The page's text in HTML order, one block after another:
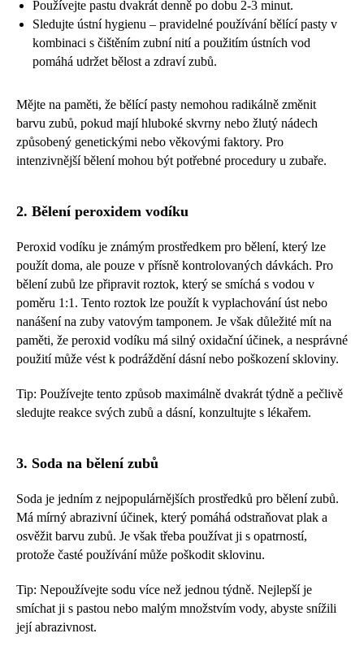
Používejte pastu dvakrát denně po dobu 2-3 minut.
Sledujte ústní hygienu – pravidelné používání bělící pasty v
kombinaci s čištěním zubní nití a použitím ústních vod
pomáhá udržet bělost a zdraví zubů.
Mějte na paměti, že bělící pasty nemohou radikálně změnit
barvu zubů, pokud mají hluboké skvrny nebo žlutý nádech
způsobený genetickými nebo věkovými faktory. Pro
intenzivnější bělení mohou být potřebné procedury u zubaře.
2. Bělení peroxidem vodíku
Peroxid vodíku je známým prostředkem pro bělení, který lze
použít doma, ale pouze v přísně kontrolovaných dávkách. Pro
bělení zubů lze připravit roztok, který se smíchá s vodou v
poměru 1:1. Tento roztok lze použít k vyplachování úst nebo
nanášení na zuby vatovým tamponem. Je však důležité mít na
paměti, že peroxid vodíku má silný oxidační účinek, a nesprávné
použití může vést k podráždění dásní nebo poškození skloviny.
Tip: Používejte tento způsob maximálně dvakrát týdně a pečlivě
sledujte reakce svých zubů a dásní, konzultujte s lékařem.
3. Soda na bělení zubů
Soda je jedním z nejpopulárnějších prostředků pro bělení zubů.
Má mírný abrazivní účinek, který pomáhá odstraňovat plak a
osvěžit barvu zubů. Je však třeba používat ji s opatrností,
protože časté používání může poškodit sklovinu.
Tip: Nepoužívejte sodu více než jednou týdně. Nejlepší je
smíchat ji s pastou nebo malým množstvím vody, abyste snížili
její abrazivnost.